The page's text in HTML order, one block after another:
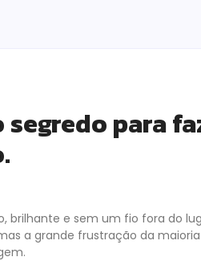
segredo para
brilhante e sem um fio fora do
a grande frustração da